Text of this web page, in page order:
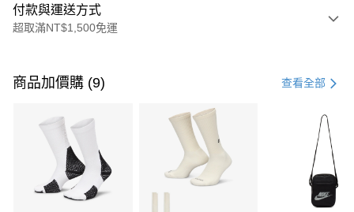
付款與運送方式
超取滿NT$1,500免運
信用卡一次付款
3 期 0 利率 每期 21家銀行
合作金庫商業銀行
第一商業銀行
華南商業銀行
彰化商業銀行
上海商業儲蓄銀行
Apple Pay
商品加價購 (9) 查看全部